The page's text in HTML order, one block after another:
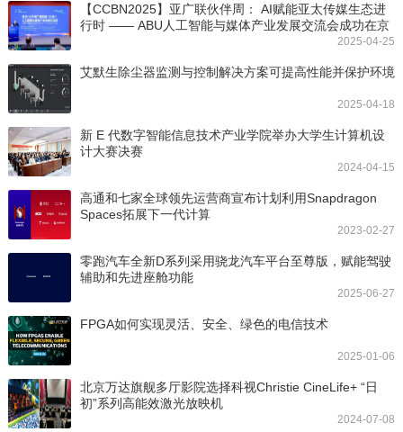
【CCBN2025】亚广联伙伴周： AI赋能亚太传媒生态进
行时 —— ABU人工智能与媒体产业发展交流会成功在京
2025-04-25
艾默生除尘器监测与控制解决方案可提高性能并保护环境
2025-04-18
新 E 代数字智能信息技术产业学院举办大学生计算机设
计大赛决赛
2024-04-15
高通和七家全球领先运营商宣布计划利用Snapdragon
Spaces拓展下一代计算
2023-02-27
零跑汽车全新D系列采用骁龙汽车平台至尊版，赋能驾驶
辅助和先进座舱功能
2025-06-27
FPGA如何实现灵活、安全、绿色的电信技术
2025-01-06
北京万达旗舰多厅影院选择科视Christie CineLife+ “日
初”系列高能效激光放映机
2024-07-08